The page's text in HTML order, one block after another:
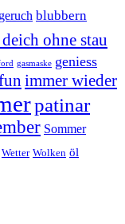
blubbern
ohne stau
gasmaske geniess
immer wieder
patinar
Sommer
Wetter Wolken öl